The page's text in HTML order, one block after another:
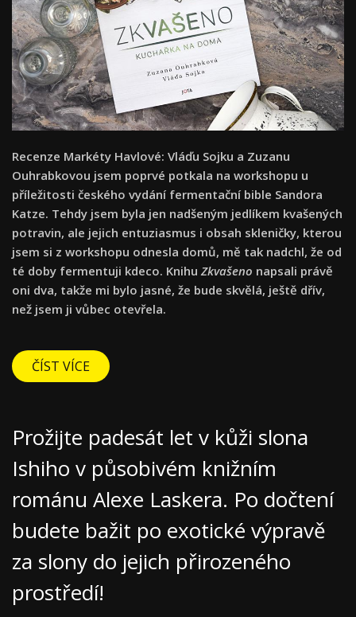
Recenze Markéty Havlové: Vláďu Sojku a Zuzanu
Ouhrabkovou jsem poprvé potkala na workshopu u
příležitosti českého vydání fermentační bible Sandora
Katze. Tehdy jsem byla jen nadšeným jedlíkem kvašených
potravin, ale jejich entuziasmus i obsah skleničky, kterou
jsem si z workshopu odnesla domů, mě tak nadchl, že od
té doby fermentuji kdeco. Knihu Zkvašeno napsali právě
oni dva, takže mi bylo jasné, že bude skvělá, ještě dřív,
než jsem ji vůbec otevřela.
ČÍST VÍCE
Prožijte padesát let v kůži slona
Ishiho v působivém knižním
románu Alexe Laskera. Po dočtení
budete bažit po exotické výpravě
za slony do jejich přirozeného
prostředí!